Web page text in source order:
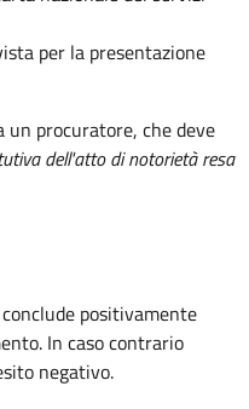
per la presentazione
un procuratore, che deve
dell'atto di notorietà resa
positivamente
In caso contrario
negativo.